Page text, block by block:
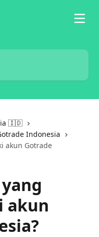
🇮🇩
Indonesia
akun Gotrade
akun